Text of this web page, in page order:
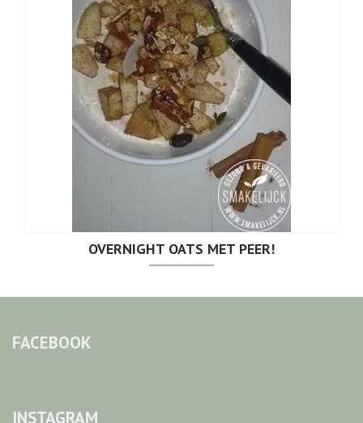
OVERNIGHT OATS MET PEER!
FACEBOOK
INSTAGRAM